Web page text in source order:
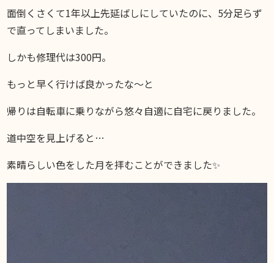
面倒くさくて1年以上先延ばしにしていたのに、5分足らず
で直ってしまいました。
しかも修理代は300円。
もっと早く行けば良かったな〜と
帰りは自転車に乗りながら悠々自適に自宅に戻りました。
道中空を見上げると…
素晴らしい色をした月を拝むことができました✨